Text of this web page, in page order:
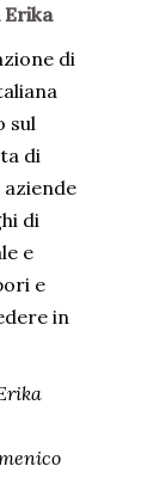
Erika
di
sul
di
di
e
e
in